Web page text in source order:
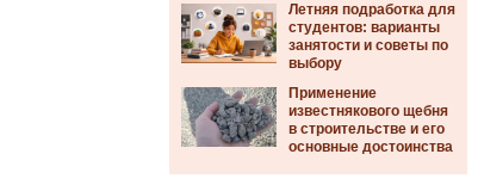
Летняя подработка для
студентов: варианты
занятости и советы по
выбору
Применение
известнякового щебня
в строительстве и его
основные достоинства